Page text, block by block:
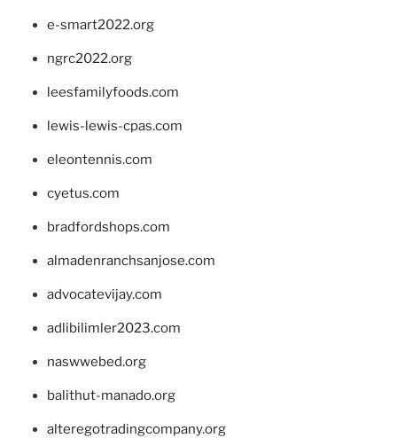
e-smart2022.org
ngrc2022.org
leesfamilyfoods.com
lewis-lewis-cpas.com
eleontennis.com
cyetus.com
bradfordshops.com
almadenranchsanjose.com
advocatevijay.com
adlibilimler2023.com
naswwebed.org
balithut-manado.org
alteregotradingcompany.org